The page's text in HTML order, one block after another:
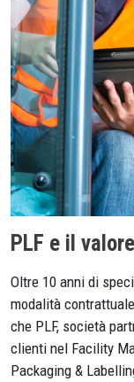
PLF e il
Oltre 10 anni di
modalità
che PLF, società
clienti nel Facility
Packaging &